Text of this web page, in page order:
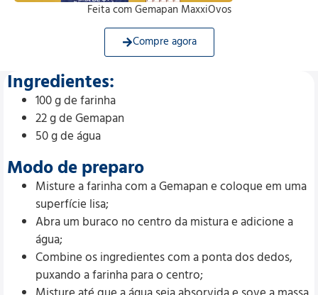
Feita com Gemapan MaxxiOvos
Compre agora
Ingredientes:
100 g de farinha
22 g de Gemapan
50 g de água
Modo de preparo
Misture a farinha com a Gemapan e coloque em uma
superfície lisa;
Abra um buraco no centro da mistura e adicione a
água;
Combine os ingredientes com a ponta dos dedos,
puxando a farinha para o centro;